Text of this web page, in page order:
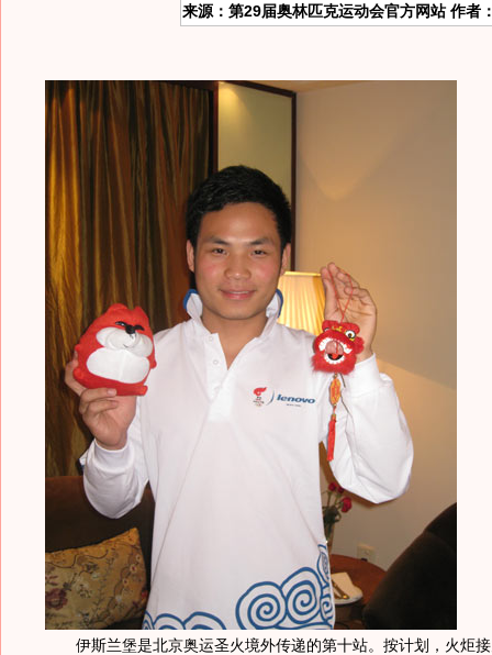
来源：第29届奥林匹克运动会官方网站 作者
伊斯兰堡是北京奥运圣火境外传递的第十站。按计划，火炬接